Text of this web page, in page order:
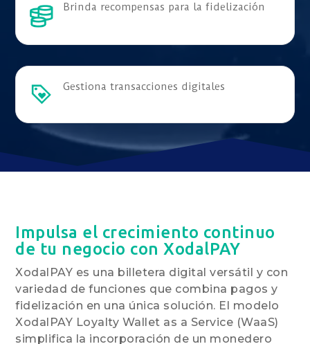
Brinda recompensas para la fidelización
Gestiona transacciones digitales
Impulsa el crecimiento continuo
de tu negocio con XodalPAY
XodalPAY es una billetera digital versátil y con
variedad de funciones que combina pagos y
fidelización en una única solución. El modelo
XodalPAY Loyalty Wallet as a Service (WaaS)
simplifica la incorporación de un monedero